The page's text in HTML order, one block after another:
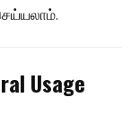
Usage